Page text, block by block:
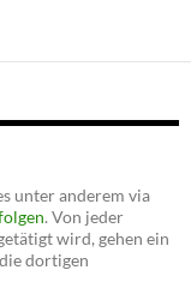
unter anderem via
. Von jeder
wird, gehen ein
dortigen